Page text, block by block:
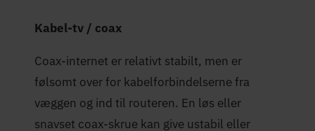
Kabel-tv / coax
Coax-internet er relativt stabilt, men er
følsomt over for kabelforbindelserne fra
væggen og ind til routeren. En løs eller
snavset coax-skrue kan give ustabil eller